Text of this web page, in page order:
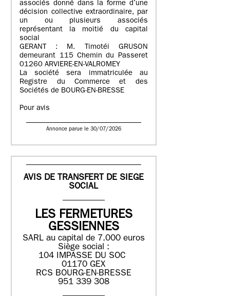
associés donné dans la forme d’une
décision collective extraordinaire, par
un ou plusieurs associés
représentant la moitié du capital
social
GERANT : M. Timotéi GRUSON
demeurant 115 Chemin du Passeret
01260 ARVIERE-EN-VALROMEY
La société sera immatriculée au
Registre du Commerce et des
Sociétés de BOURG-EN-BRESSE
Pour avis
Annonce parue le 30/07/2026
AVIS DE TRANSFERT DE SIEGE
SOCIAL
LES FERMETURES
GESSIENNES
SARL au capital de 7.000 euros
Siège social :
104 IMPASSE DU SOC
01170 GEX
RCS BOURG-EN-BRESSE
951 339 308